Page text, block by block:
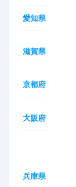
愛知県
滋賀県
京都府
大阪府
兵庫県